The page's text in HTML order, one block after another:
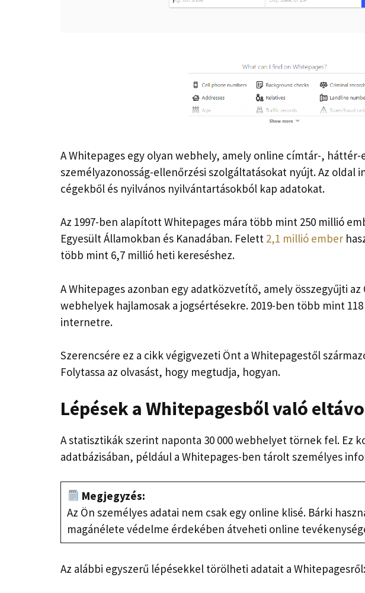
A Whitepages egy olyan webhely, amely online címtár-, háttér-
személyazonosság-ellenőrzési szolgáltatásokat nyújt. Az oldal
cégekből és nyilvános nyilvántartásokból kap adatokat.
Az 1997-ben alapított Whitepages mára több mint 250 millió
Egyesült Államokban és Kanadában. Felett 2,1 millió ember
több mint 6,7 millió heti kereséshez.
A Whitepages azonban egy adatközvetítő, amely összegyűjti
webhelyek hajlamosak a jogsértésekre. 2019-ben több mint
internetre.
Szerencsére ez a cikk végigvezeti Önt a Whitepagestől
Folytassa az olvasást, hogy megtudja, hogyan.
Lépések a Whitepagesből való
A statisztikák szerint naponta 30 000 webhelyet törnek fel. Ez
adatbázisában, például a Whitepages-ben tárolt személyes
Megjegyzés:
Az Ön személyes adatai nem csak egy online klisé. Bárki
magánélete védelme érdekében átveheti online
Az alábbi egyszerű lépésekkel törölheti adatait a Whitepagesről: